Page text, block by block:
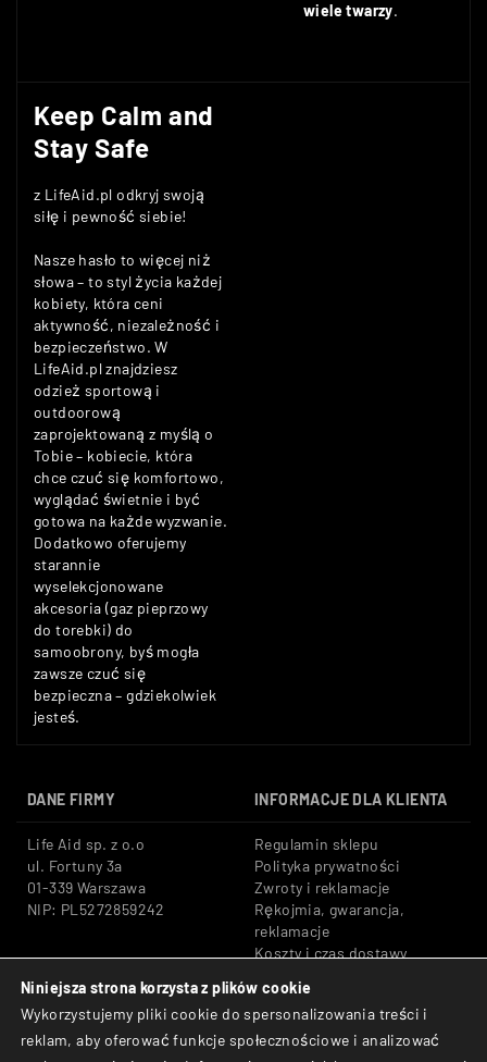
wiele twarzy.
Keep Calm and
Stay Safe
z LifeAid.pl odkryj swoją
siłę i pewność siebie!
Nasze hasło to więcej niż
słowa – to styl życia każdej
kobiety, która ceni
aktywność, niezależność i
bezpieczeństwo. W
LifeAid.pl znajdziesz
odzież sportową i
outdoorową
zaprojektowaną z myślą o
Tobie – kobiecie, która
chce czuć się komfortowo,
wyglądać świetnie i być
gotowa na każde wyzwanie.
Dodatkowo oferujemy
starannie
wyselekcjonowane
akcesoria (gaz pieprzowy
do torebki) do
samoobrony, byś mogła
zawsze czuć się
bezpieczna – gdziekolwiek
jesteś.
DANE FIRMY INFORMACJE DLA KLIENTA
Life Aid sp. z o.o
ul. Fortuny 3a
01-339 Warszawa
NIP: PL5272859242
Regulamin sklepu
Polityka prywatności
Zwroty i reklamacje
Rękojmia, gwarancja,
reklamacje
Koszty i czas dostawy
Tel: +48 533 666 776
E-mail: shop@lifeaid.pl
Bezpieczne płatności:
Przelewy24, BLIK, Karty
płatnicze
Niniejsza strona korzysta z plików cookie
Wykorzystujemy pliki cookie do spersonalizowania treści i
reklam, aby oferować funkcje społecznościowe i analizować